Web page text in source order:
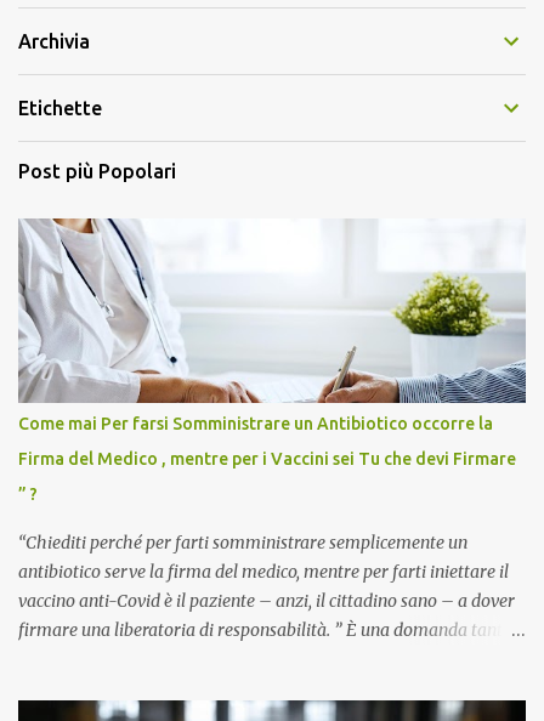
Archivia
Etichette
Post più Popolari
Come mai Per farsi Somministrare un Antibiotico occorre la
Firma del Medico , mentre per i Vaccini sei Tu che devi Firmare
” ?
“Chiediti perché per farti somministrare semplicemente un
antibiotico serve la firma del medico, mentre per farti iniettare il
vaccino anti-Covid è il paziente – anzi, il cittadino sano – a dover
firmare una liberatoria di responsabilità. ” È una domanda tanto